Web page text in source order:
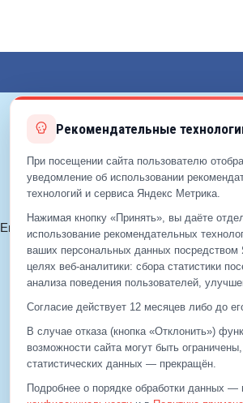
©
Политика
Политика
Согласие
Email: info@eds-korolev.ru
+7
+7
512-00-11
Email:info@eds-
Рекомендательные
При посещении сайта пользователю
уведомление об использовании
технологий и сервиса Яндекс Метрика.
Нажимая кнопку «Принять», вы даёте
использование рекомендательных
ваших персональных данных посредством
целях веб‑аналитики: сбора статистики
анализа поведения пользователей,
Согласие действует 12 месяцев либо до
В случае отказа (кнопка «Отклонить»)
возможности сайта могут быть
статистических данных — прекращён.
Подробнее о порядке обработки данных —